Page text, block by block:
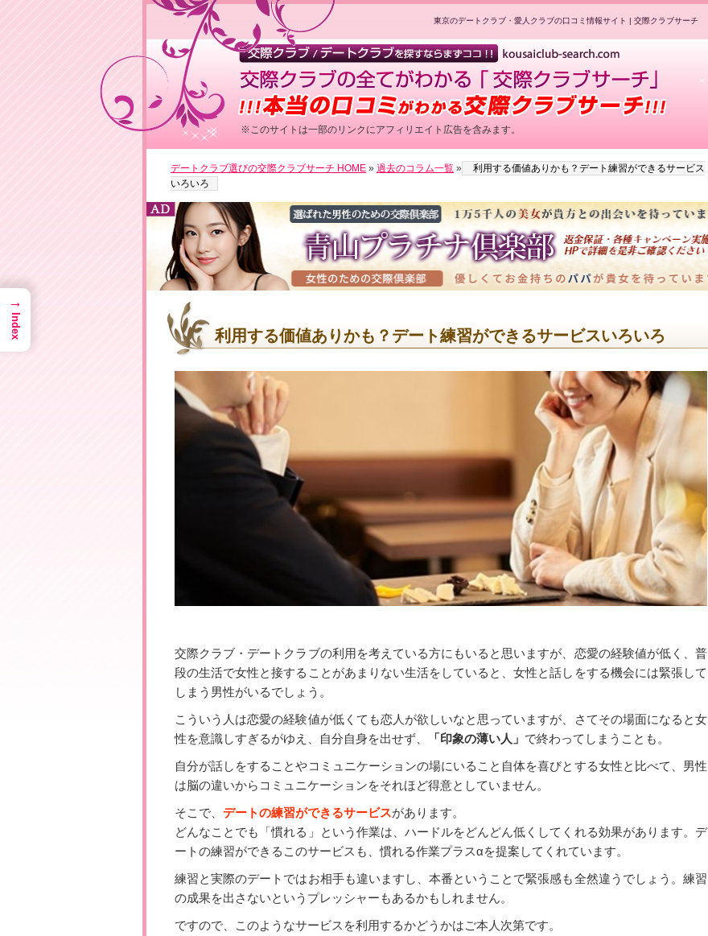
※このサイトは一部のリンクにアフィリエイト広告を含みます。
東京のデートクラブ・愛人クラブの口コミ情報サイト | 交際クラブサーチ
デートクラブ選びの交際クラブサーチ HOME » 過去のコラム一覧 »
利用する価値ありかも？デート練習ができるサービス
いろいろ
▶男性用公式HPへのリンクです
▶女性用公式HPへのリンクです
利用する価値ありかも？デート練習ができるサービスいろいろ
交際クラブ・デートクラブの利用を考えている方にもいると思いますが、恋愛の経験値が低く、普
段の生活で女性と接することがあまりない生活をしていると、女性と話しをする機会には緊張して
しまう男性がいるでしょう。
こういう人は恋愛の経験値が低くても恋人が欲しいなと思っていますが、さてその場面になると女
性を意識しすぎるがゆえ、自分自身を出せず、
「印象の薄い人」 で終わってしまうことも。
自分が話しをすることやコミュニケーションの場にいること自体を喜びとする女性と比べて、男性
は脳の違いからコミュニケーションをそれほど得意としていません。
そこで、 デートの練習ができるサービスがあります。
どんなことでも「慣れる」という作業は、ハードルをどんどん低くしてくれる効果があります。デ
ートの練習ができるこのサービスも、慣れる作業プラスαを提案してくれています。
練習と実際のデートではお相手も違いますし、本番ということで緊張感も全然違うでしょう。練習
の成果を出さないというプレッシャーもあるかもしれません。
ですので、このようなサービスを利用するかどうかはご本人次第です。
→
Index